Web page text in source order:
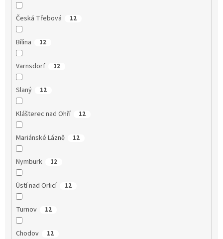
Česká Třebová 12
Bílina 12
Varnsdorf 12
Slaný 12
Klášterec nad Ohří 12
Mariánské Lázně 12
Nymburk 12
Ústí nad Orlicí 12
Turnov 12
Chodov 12